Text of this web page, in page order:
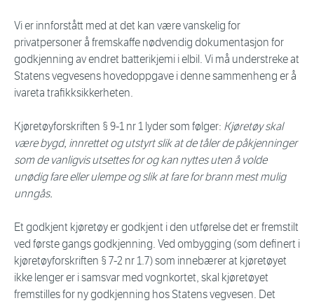
Vi er innforstått med at det kan være vanskelig for
privatpersoner å fremskaffe nødvendig dokumentasjon for
godkjenning av endret batterikjemi i elbil. Vi må understreke at
Statens vegvesens hovedoppgave i denne sammenheng er å
ivareta trafikksikkerheten.
Kjøretøyforskriften § 9-1 nr 1 lyder som følger: Kjøretøy skal
være bygd, innrettet og utstyrt slik at de tåler de påkjenninger
som de vanligvis utsettes for og kan nyttes uten å volde
unødig fare eller ulempe og slik at fare for brann mest mulig
unngås.
Et godkjent kjøretøy er godkjent i den utførelse det er fremstilt
ved første gangs godkjenning. Ved ombygging (som definert i
kjøretøyforskriften § 7-2 nr 1.7) som innebærer at kjøretøyet
ikke lenger er i samsvar med vognkortet, skal kjøretøyet
fremstilles for ny godkjenning hos Statens vegvesen. Det